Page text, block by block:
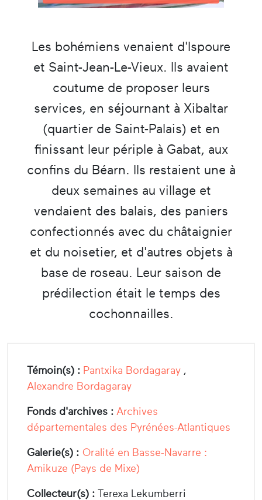
Les bohémiens venaient d'Ispoure
et Saint-Jean-Le-Vieux. Ils avaient
coutume de proposer leurs
services, en séjournant à Xibaltar
(quartier de Saint-Palais) et en
finissant leur périple à Gabat, aux
confins du Béarn. Ils restaient une à
deux semaines au village et
vendaient des balais, des paniers
confectionnés avec du châtaignier
et du noisetier, et d'autres objets à
base de roseau. Leur saison de
prédilection était le temps des
cochonnailles.
Témoin(s) : Pantxika Bordagaray ,
Alexandre Bordagaray
Fonds d'archives : Archives
départementales des Pyrénées-Atlantiques
Galerie(s) : Oralité en Basse-Navarre :
Amikuze (Pays de Mixe)
Collecteur(s) : Terexa Lekumberri